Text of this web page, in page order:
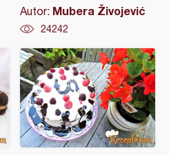
Autor: Mubera Živojević
24242